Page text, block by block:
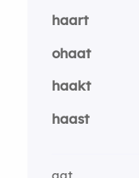
haart
ohaat
haakt
haast